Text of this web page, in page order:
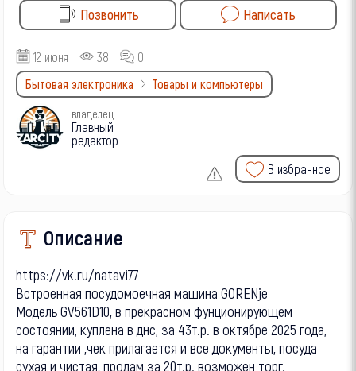
Позвонить
Написать
12 июня 38
0
Бытовая электроника
Товары и компьютеры
владелец
Главный
редактор
В избранное
Описание
https://vk.ru/natavi77
Встроенная посудомоечная машина GORENje
Модель GV561D10, в прекрасном фунционирующем
состоянии, куплена в днс, за 43т.р. в октябре 2025 года,
на гарантии ,чек прилагается и все документы, посуда
сухая и чистая, продам за 20т.р. возможен торг.